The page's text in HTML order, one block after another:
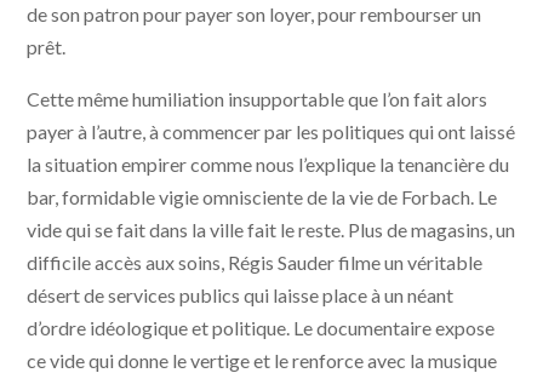
de son patron pour payer son loyer, pour rembourser un
prêt.
Cette même humiliation insupportable que l’on fait alors
payer à l’autre, à commencer par les politiques qui ont laissé
la situation empirer comme nous l’explique la tenancière du
bar, formidable vigie omnisciente de la vie de Forbach. Le
vide qui se fait dans la ville fait le reste. Plus de magasins, un
difficile accès aux soins, Régis Sauder filme un véritable
désert de services publics qui laisse place à un néant
d’ordre idéologique et politique. Le documentaire expose
ce vide qui donne le vertige et le renforce avec la musique